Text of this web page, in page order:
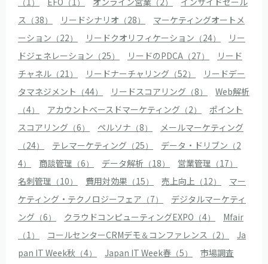
ス（38）
リードシナリオ（28）
マーケティングオートメ
ーション（22）
リードクオリフィケーション（24）
リー
ドジェネレーション（25）
リードのPDCA（27）
リード
チャネル（21）
リードナーチャリング（52）
リードデー
タマネジメント（44）
リードスコアリング（8）
Web解析
（4）
アカウントベースドマーケティング（2）
ポイント
スコアリング（6）
ペルソナ（8）
メールマーケティング
（24）
テレマーケティング（25）
データ・ドリブン（2
4）
商談管理（6） データ解析（18）
営業管理（17）
名刺管理（10）
費用対効果（15） 売上向上（12）
マー
ケティング・テクノロジーフェア（7）
デジタルマーケティ
ング（6）
クラウドコンピューティングEXPO（4）
Mfair
（1）
コールセンターCRMデモ＆コンファレンス（2）
Ja
pan IT Week秋（4）
Japan IT Week春（5）
市場調査